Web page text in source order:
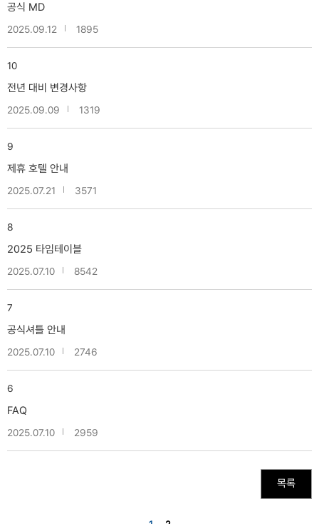
공식 MD
2025.09.12 1895
10
전년 대비 변경사항
2025.09.09 1319
9
제휴 호텔 안내
2025.07.21 3571
8
2025 타임테이블
2025.07.10 8542
7
공식셔틀 안내
2025.07.10 2746
6
FAQ
2025.07.10 2959
목록